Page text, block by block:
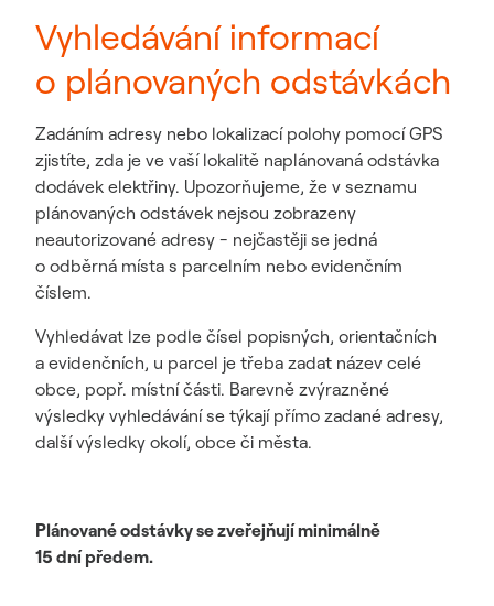
Vyhledávání informací
o plánovaných odstávkách
Zadáním adresy nebo lokalizací polohy pomocí GPS
zjistíte, zda je ve vaší lokalitě naplánovaná odstávka
dodávek elektřiny. Upozorňujeme, že v seznamu
plánovaných odstávek nejsou zobrazeny
neautorizované adresy - nejčastěji se jedná
o odběrná místa s parcelním nebo evidenčním
číslem.
Vyhledávat lze podle čísel popisných, orientačních
a evidenčních, u parcel je třeba zadat název celé
obce, popř. místní části. Barevně zvýrazněné
výsledky vyhledávání se týkají přímo zadané adresy,
další výsledky okolí, obce či města.
Plánované odstávky se zveřejňují minimálně
15 dní předem.